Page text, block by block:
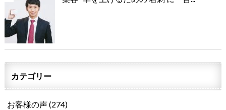
カテゴリー
お客様の声(274)